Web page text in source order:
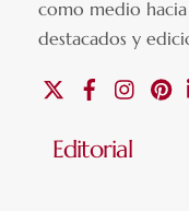
como medio
destacados y
Facebook
Editorial